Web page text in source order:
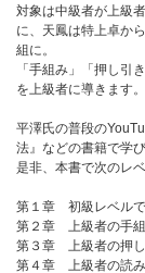
対象は中級者が上級
に、天鳳は特上卓か
組に。
「手組み」「押し引
を上級者に導きます。
平澤氏の普段の
法』などの書籍で学
是非、本書で次のレ
第１章 初級レベル
第２章 上級者の手
第３章 上級者の押
第４章 上級者の読み